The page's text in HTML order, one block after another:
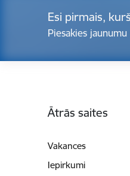
Esi pirmais,
Piesakies jaunumu
Ātrās saites
Vakances
Iepirkumi